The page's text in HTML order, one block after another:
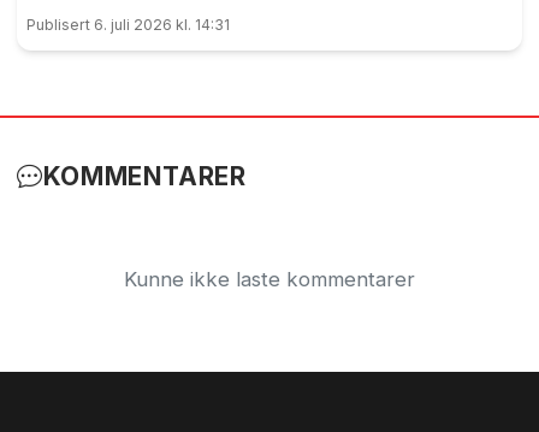
elevene ved Vilberg barneskole skrive under på.
Denne saken ble publisert for første gang 15. juni
Publisert 6. juli 2026 kl. 14:31
KOMMENTARER
Kunne ikke laste kommentarer